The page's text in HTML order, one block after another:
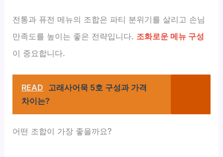
전통과 퓨전 메뉴의 조합은 파티 분위기를 살리고 손님
만족도를 높이는 좋은 전략입니다. 조화로운 메뉴 구성
이 중요합니다.
READ 고래사어묵 5호 구성과 가격
차이는?
어떤 조합이 가장 좋을까요?